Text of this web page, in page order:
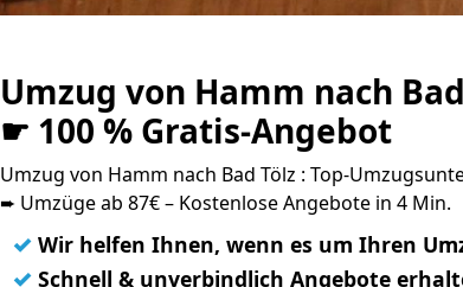
Umzug von Hamm nach
☛ 100 % Gratis-Angebot
Umzug von Hamm nach Bad Tölz : Top-
➨ Umzüge ab 87€ – Kostenlose Angebote in 4 Min.
✓ Wir helfen Ihnen, wenn es um Ihren
✓ Schnell & unverbindlich Angebote